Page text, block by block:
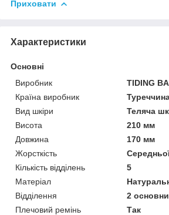
Приховати
Характеристики
Основні
Виробник
TIDING
Країна виробник
Вид шкіри
Теляча
Висота
210 мм
Довжина
170 мм
Жорсткість
Кількість відділень
5
Матеріал
Відділення
2
Плечовий ремінь
Так